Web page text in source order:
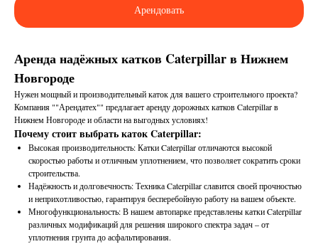
Арендовать
Аренда надёжных катков Caterpillar в Нижнем
Новгороде
Нужен мощный и производительный каток для вашего строительного проекта?
Компания ""Арендатех"" предлагает аренду дорожных катков Caterpillar в
Нижнем Новгороде и области на выгодных условиях!
Почему стоит выбрать каток Caterpillar:
Высокая производительность: Катки Caterpillar отличаются высокой
скоростью работы и отличным уплотнением, что позволяет сократить сроки
строительства.
Надёжность и долговечность: Техника Caterpillar славится своей прочностью
и неприхотливостью, гарантируя бесперебойную работу на вашем объекте.
Многофункциональность: В нашем автопарке представлены катки Caterpillar
различных модификаций для решения широкого спектра задач – от
уплотнения грунта до асфальтирования.